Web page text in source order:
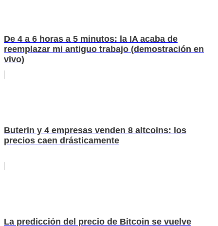
De 4 a 6 horas a 5 minutos: la IA acaba de
reemplazar mi antiguo trabajo (demostración en
vivo)
Buterin y 4 empresas venden 8 altcoins: los
precios caen drásticamente
La predicción del precio de Bitcoin se vuelve